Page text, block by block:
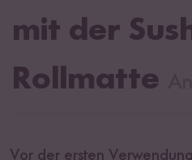
mit der
Rollmatte
Vor der ersten Verwendung